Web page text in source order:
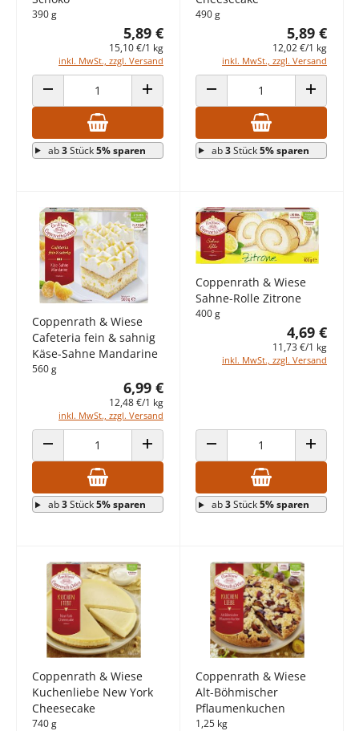
390 g
5,89 €
15,10 €/1 kg
inkl. MwSt., zzgl. Versand
ANZAHL VERRINGERN ANZAHL ERHÖHEN
ab3Stück5% sparen
490 g
5,89 €
12,02 €/1 kg
inkl. MwSt., zzgl. Versand
ANZAHL VERRINGERN ANZAHL
ab3Stück5% sparen
Coppenrath & Wiese
Cafeteria fein & sahnig
Käse-Sahne Mandarine
560 g
6,99 €
12,48 €/1 kg
inkl. MwSt., zzgl. Versand
ANZAHL VERRINGERN ANZAHL ERHÖHEN
ab3Stück5% sparen
Coppenrath & Wiese
Sahne-Rolle Zitrone
400 g
4,69 €
11,73 €/1 kg
inkl. MwSt., zzgl. Versand
ANZAHL VERRINGERN ANZAHL
ab3Stück5% sparen
Coppenrath & Wiese
Kuchenliebe New York
Cheesecake
740 g
Coppenrath & Wiese
Alt-Böhmischer
Pflaumenkuchen
1,25 kg